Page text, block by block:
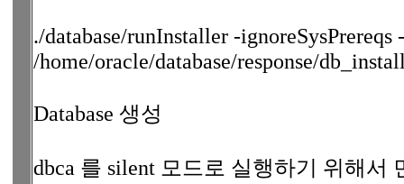
./database/runInstaller -
/home/oracle/database/response/
Database 생성
dbca 를 silent 모드로 실행하기 위해서